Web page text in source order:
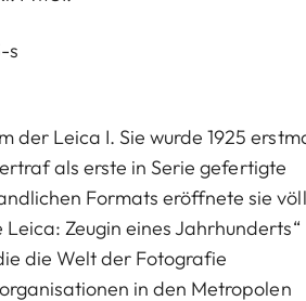
s
Leica I. Sie wurde 1925
als erste in Serie gefertigte
Formats eröffnete sie
Zeugin eines Jahrhunderts“
die Welt der Fotografie
in den Metropolen